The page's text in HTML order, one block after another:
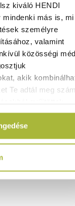
kiváló HENDI
mindenki más is,
személyre
valamint
közösségi
akik
Te adtál meg